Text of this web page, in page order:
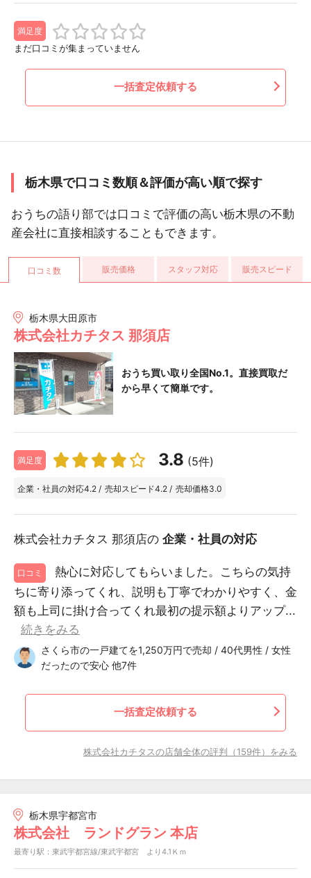
満足度
まだ口コミが集まっていません
一括査定依頼する
栃木県で口コミ数順＆評価が高い順で探す
おうちの語り部では口コミで評価の高い栃木県の不動
産会社に直接相談することもできます。
口コミ数 販売価格 スタッフ対応 販売スピード
栃木県大田原市
株式会社カチタス 那須店
おうち買い取り全国No.1。直接買取だ
から早くて簡単です。
満足度 3.8 (5件)
企業・社員の対応4.2 / 売却スピード4.2 / 売却価格3.0
株式会社カチタス 那須店の 企業・社員の対応
口コミ
熱心に対応してもらいました。こちらの気持
ちに寄り添ってくれ、説明も丁寧でわかりやすく、金
額も上司に掛け合ってくれ最初の提示額よりアップ...
続きをみる
さくら市の一戸建てを1,250万円で売却 / 40代男性 / 女性
だったので安心 他7件
一括査定依頼する
株式会社カチタスの店舗全体の評判（159件）をみる
栃木県宇都宮市
株式会社 ランドグラン 本店
最寄り駅：東武宇都宮線/東武宇都宮 より4.1Ｋｍ